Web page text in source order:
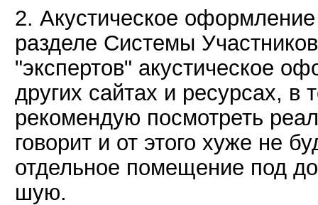
2. Акустическое
разделе Системы
"экспертов" акустическое
других сайтах и ресурсах,
рекомендую посмотреть
говорит и от этого хуже не
отдельное помещение под
шую.